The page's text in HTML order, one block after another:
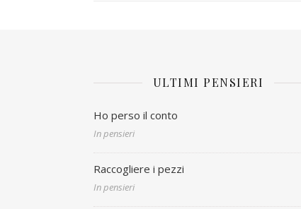
ULTIMI PENSIERI
Ho perso il conto
In pensieri
Raccogliere i pezzi
In pensieri